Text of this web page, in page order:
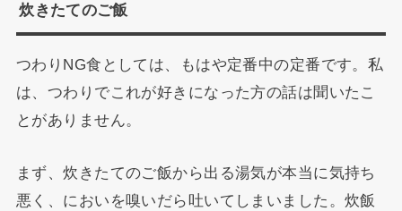
炊きたてのご飯
つわりNG食としては、もはや定番中の定番です。私
は、つわりでこれが好きになった方の話は聞いたこ
とがありません。
まず、炊きたてのご飯から出る湯気が本当に気持ち
悪く、においを嗅いだら吐いてしまいました。炊飯